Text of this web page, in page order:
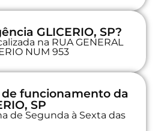
GLICERIO, SP?
na RUA GENERAL
NUM 953
funcionamento da
SP
de Segunda à Sexta das